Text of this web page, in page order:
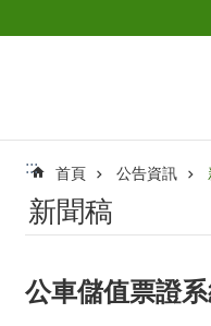
::: 首頁 公告資訊
新聞稿
公車儲值票證